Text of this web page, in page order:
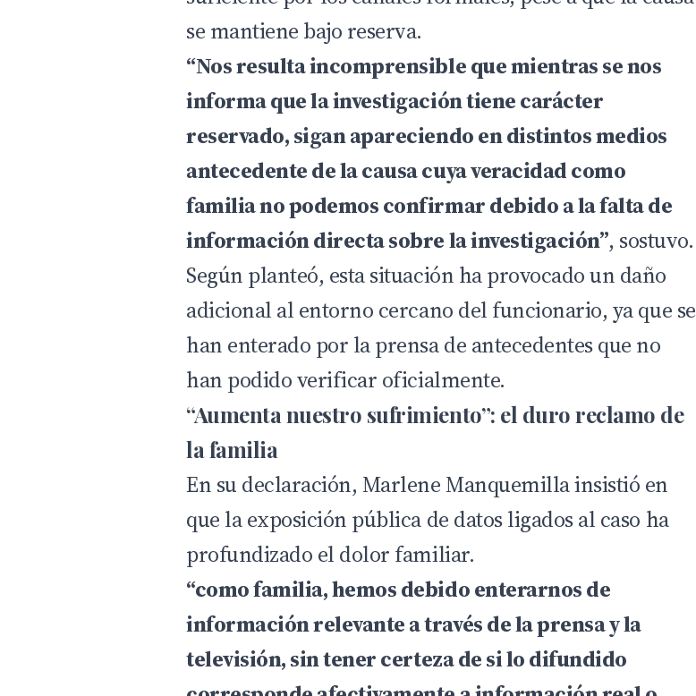
se mantiene bajo reserva.
“Nos resulta incomprensible que mientras se nos
informa que la investigación tiene carácter
reservado, sigan apareciendo en distintos medios
antecedente de la causa cuya veracidad como
familia no podemos confirmar debido a la falta de
información directa sobre la investigación”, sostuvo.
Según planteó, esta situación ha provocado un daño
adicional al entorno cercano del funcionario, ya que se
han enterado por la prensa de antecedentes que no
han podido verificar oficialmente.
“Aumenta nuestro sufrimiento”: el duro reclamo de
la familia
En su declaración, Marlene Manquemilla insistió en
que la exposición pública de datos ligados al caso ha
profundizado el dolor familiar.
“como familia, hemos debido enterarnos de
información relevante a través de la prensa y la
televisión, sin tener certeza de si lo difundido